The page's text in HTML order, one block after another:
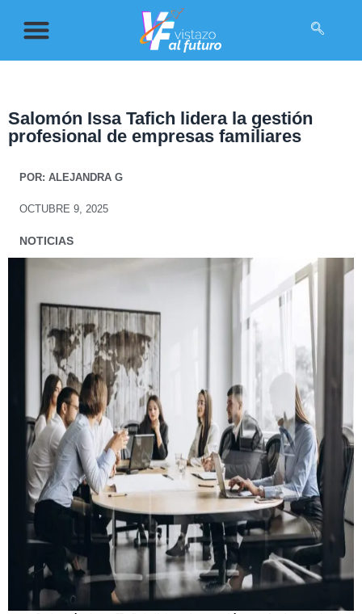
Salomón Issa Tafich lidera la gestión
profesional de empresas familiares
POR: ALEJANDRA G
OCTUBRE 9, 2025
NOTICIAS